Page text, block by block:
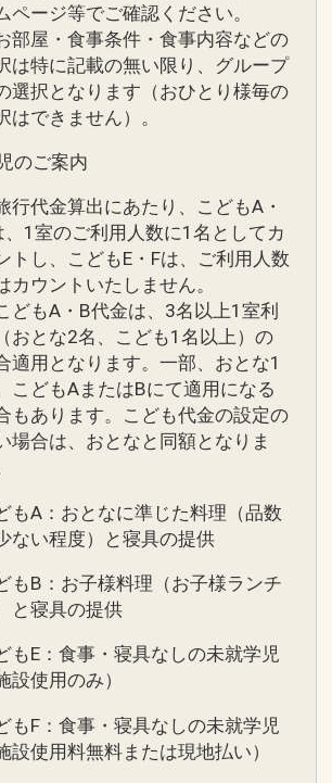
ページ等でご確認ください。
部屋・食事条件・食事内容などの
は特に記載の無い限り、グループ
選択となります（おひとり様毎の
はできません）。
のご案内
行代金算出にあたり、こどもA・
、1室のご利用人数に1名としてカ
トし、こどもE・Fは、ご利用人数
カウントいたしません。
どもA・B代金は、3名以上1室利
おとな2名、こども1名以上）の
適用となります。一部、おとな1
こどもAまたはBにて適用になる
もあります。こども代金の設定の
場合は、おとなと同額となりま
もA：おとなに準じた料理（品数
ない程度）と寝具の提供
もB：お子様料理（お子様ランチ
と寝具の提供
もE：食事・寝具なしの未就学児
設使用のみ）
もF：食事・寝具なしの未就学児
設使用料無料または現地払い）